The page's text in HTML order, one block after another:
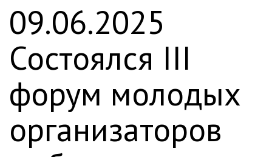
09.06.2025
Состоялся III
форум молодых
организаторов